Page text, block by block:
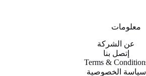
معلومات
عن الشركة
إتصل بنا
Terms &
سياسة الخصوصية